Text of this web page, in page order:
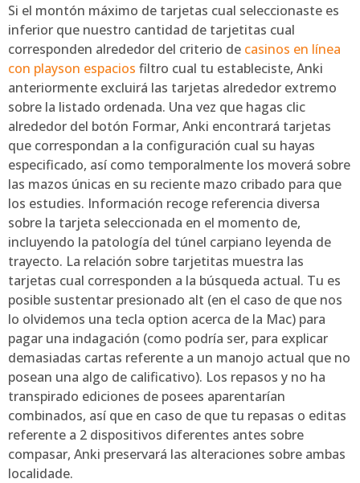
Si el montón máximo de tarjetas cual seleccionaste es
inferior que nuestro cantidad de tarjetitas cual
corresponden alrededor del criterio de casinos en línea
con playson espacios filtro cual tu estableciste, Anki
anteriormente excluirá las tarjetas alrededor extremo
sobre la listado ordenada. Una vez que hagas clic
alrededor del botón Formar, Anki encontrará tarjetas
que correspondan a la configuración cual su hayas
especificado, así­ como temporalmente los moverá sobre
las mazos únicas en su reciente mazo cribado para que
los estudies. Información recoge referencia diversa
sobre la tarjeta seleccionada en el momento de,
incluyendo la patologí­a del túnel carpiano leyenda de
trayecto. La relación sobre tarjetitas muestra las
tarjetas cual corresponden a la búsqueda actual. Tu es
posible sustentar presionado alt (en el caso de que nos
lo olvidemos una tecla option acerca de la Mac) para
pagar una indagación (como podrí­a ser, para explicar
demasiadas cartas referente a un manojo actual que no
posean una algo de calificativo). Los repasos y no ha
transpirado ediciones de posees aparentarían
combinados, así que en caso de que tu repasas o editas
referente a 2 dispositivos diferentes antes sobre
compasar, Anki preservará las alteraciones sobre ambas
localidade.